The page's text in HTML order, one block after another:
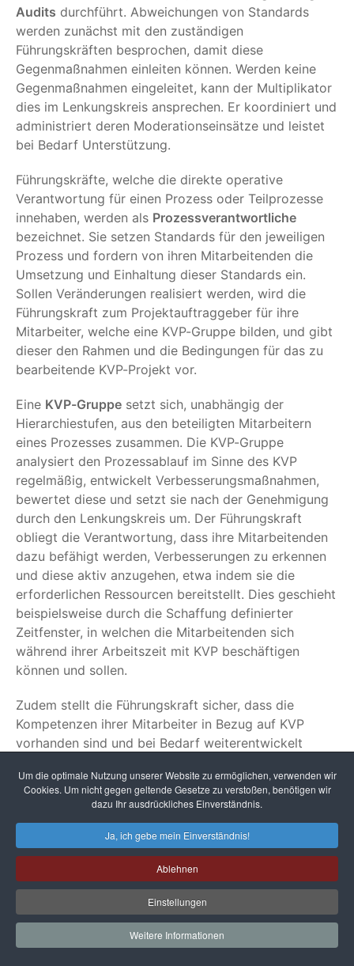
Um die optimale Nutzung unserer Website zu ermöglichen, verwenden wir
Cookies. Um nicht gegen geltende Gesetze zu verstoßen, benötigen wir
dazu Ihr ausdrückliches Einverständnis.
Ja, ich gebe mein Einverständnis!
Ablehnen
Einstellungen
Weitere Informationen
Audits durchführt. Abweichungen von Standards
werden zunächst mit den zuständigen
Führungskräften besprochen, damit diese
Gegenmaßnahmen einleiten können. Werden keine
Gegenmaßnahmen eingeleitet, kann der Multiplikator
dies im Lenkungskreis ansprechen. Er koordiniert und
administriert deren Moderationseinsätze und leistet
bei Bedarf Unterstützung.
Führungskräfte, welche die direkte operative
Verantwortung für einen Prozess oder Teilprozesse
innehaben, werden als Prozessverantwortliche
bezeichnet. Sie setzen Standards für den jeweiligen
Prozess und fordern von ihren Mitarbeitenden die
Umsetzung und Einhaltung dieser Standards ein.
Sollen Veränderungen realisiert werden, wird die
Führungskraft zum Projektauftraggeber für ihre
Mitarbeiter, welche eine KVP-Gruppe bilden, und gibt
dieser den Rahmen und die Bedingungen für das zu
bearbeitende KVP-Projekt vor.
Eine KVP-Gruppe setzt sich, unabhängig der
Hierarchiestufen, aus den beteiligten Mitarbeitern
eines Prozesses zusammen. Die KVP-Gruppe
analysiert den Prozessablauf im Sinne des KVP
regelmäßig, entwickelt Verbesserungsmaßnahmen,
bewertet diese und setzt sie nach der Genehmigung
durch den Lenkungskreis um. Der Führungskraft
obliegt die Verantwortung, dass ihre Mitarbeitenden
dazu befähigt werden, Verbesserungen zu erkennen
und diese aktiv anzugehen, etwa indem sie die
erforderlichen Ressourcen bereitstellt. Dies geschieht
beispielsweise durch die Schaffung definierter
Zeitfenster, in welchen die Mitarbeitenden sich
während ihrer Arbeitszeit mit KVP beschäftigen
können und sollen.
Zudem stellt die Führungskraft sicher, dass die
Kompetenzen ihrer Mitarbeiter in Bezug auf KVP
vorhanden sind und bei Bedarf weiterentwickelt
Ergebnis zur Problemlösung wird von der
zuständigen Führungskraft abgenommen und im
Führungskräfte präsentieren den Stand ihrer KVP-
Projekte im Lenkungskreis, welcher Ergebnisse
abnimmt und einfordert. Zudem berät er über
geeignete Methoden zum KVP und wirkt als
Deeskalationsinstanz bei auftretenden
Schwierigkeiten. Beschlüsse zum KVP werden vom
Lenkungskreis verabschiedet. Bild 6 fasst noch